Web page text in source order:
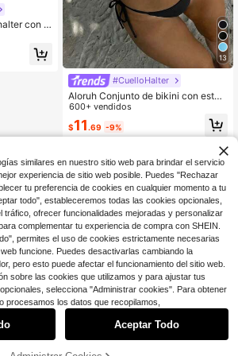
con a
par
13
#CuelloHalter
Aloruh Conjunto de bikini con esta
mpado de teñido anudado para muj
er, traje de baño de mujer con decor
ación de concha iridiscente sexy pa
ra fiestas y festivales de música, at
uendo de playa de vacaciones para
mujer
600+ vendidos
$11 .69 -9%
similares en nuestro sitio web para brindar el servicio
experiencia de sitio web posible. Puedes "Rechazar
tu preferencia de cookies en cualquier momento a tu
todo", estableceremos todas las cookies opcionales,
tráfico, ofrecer funcionalidades mejoradas y personalizar
complementar tu experiencia de compra con SHEIN.
permites el uso de cookies estrictamente necesarias
funcione. Puedes desactivarlas cambiando la
pero esto puede afectar el funcionamiento del sitio web.
sobre las cookies que utilizamos y para ajustar tus
selecciona "Administrar cookies". Para obtener
procesamos los datos que recopilamos,
Aceptar Todo